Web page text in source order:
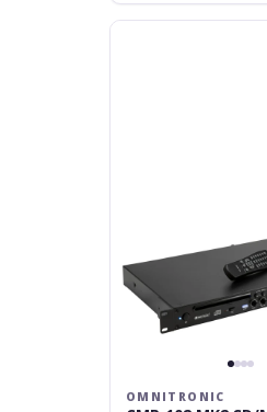
Omnitronic
OMNITRONIC